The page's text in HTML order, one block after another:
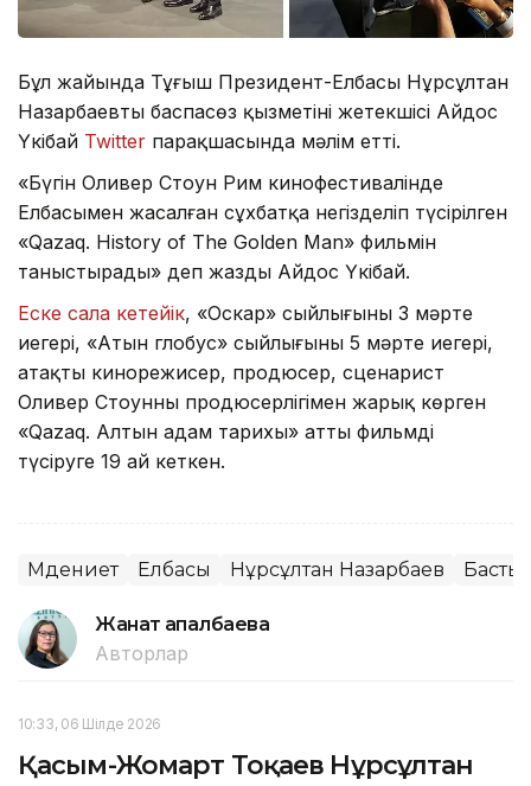
Бұл жайында Тұңғыш Президент-Елбасы Нұрсұлтан
Назарбаевтың баспасөз қызметінің жетекшісі Айдос
Үкібай Twitter парақшасында мәлім етті.
«Бүгін Оливер Стоун Рим кинофестивалінде
Елбасымен жасалған сұхбатқа негізделіп түсірілген
«Qazaq. History of The Golden Man» фильмін
таныстырады» деп жазды Айдос Үкібай.
Еске сала кетейік, «Оскар» сыйлығының 3 мәрте
иегері, «Атын глобус» сыйлығының 5 мәрте иегері,
атақты кинорежисер, продюсер, сценарист
Оливер Стоунның продюсерлігімен жарық көрген
«Qazaq. Алтын адам тарихы» атты фильмді
түсіруге 19 ай кеткен.
Мәдениет Елбасы Нұрсұлтан Назарбаев Басты
Жанат Қапалбаева
Авторлар
10:33, 06 Шілде 2026
Қасым-Жомарт Тоқаев Нұрсұлтан